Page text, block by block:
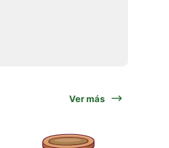
Ver más